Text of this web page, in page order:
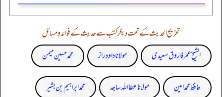
تخریج الحدیث کے تحت دیگر کتب سے حدیث کے فوائد و مسائل
الشیخ عمر فاروق سعیدی
مولانا داود راز محمد حسین میمن
حافظ محمد امین مولانا عطا اللہ ساجد محمد ابراہیم بن بشیر